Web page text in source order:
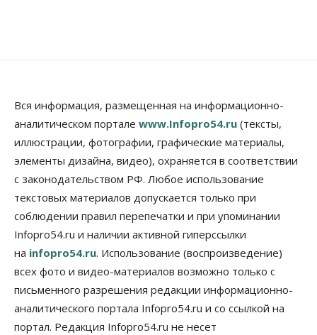
Роспотребнадзор изъял почти полторы тонны
мяса в Новосибирской области
07 Августа 2026, 15:00
Финансы
Расходы новосибирцев на спорт выросли на 40%
за полгода
07 Августа 2026, 14:35
Сибирские аграрии увеличивают посевы горчицы
07 Августа 2026, 14:00
Власть
В Новосибирске многодетным семьям вручили
сертификаты на покупку автомобилей
07 Августа 2026, 13:55
Вся информация, размещенная на информационно-
аналитическом портале www.Infopro54.ru (тексты,
иллюстрации, фотографии, графические материалы,
элементы дизайна, видео), охраняется в соответствии
с законодательством РФ. Любое использование
текстовых материалов допускается только при
соблюдении правил перепечатки и при упоминании
Infopro54.ru и наличии активной гиперссылки
на infopro54.ru. Использование (воспроизведение)
всех фото и видео-материалов возможно только с
письменного разрешения редакции информационно-
аналитического портала Infopro54.ru и со ссылкой на
портал. Редакция Infopro54.ru не несет